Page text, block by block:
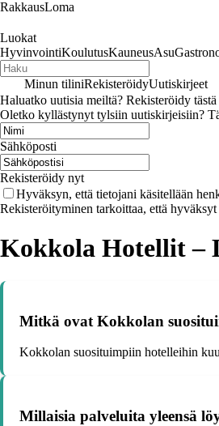
RakkausLoma
Luokat
HyvinvointiKoulutusKauneusAsu
Minun tiliniRekisteröidyUutiskirjeet
Haluatko uutisia meiltä? Rekisteröidy tästä
Oletko kyllästynyt tylsiin uutiskirjeisiin?
Sähköposti
Rekisteröidy nyt
Hyväksyn, että tietojani käsitellään
Rekisteröityminen tarkoittaa, että
Kokkola Hotellit –
Mitkä ovat Kokkolan
Kokkolan suosituimpiin hotelleihin
Millaisia palveluita yleensä